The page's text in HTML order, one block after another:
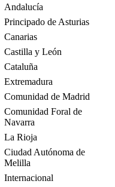
Andalucía
Principado de Asturias
Canarias
Castilla y León
Cataluña
Extremadura
Comunidad de Madrid
Comunidad Foral de
Navarra
La Rioja
Ciudad Autónoma de
Melilla
Internacional